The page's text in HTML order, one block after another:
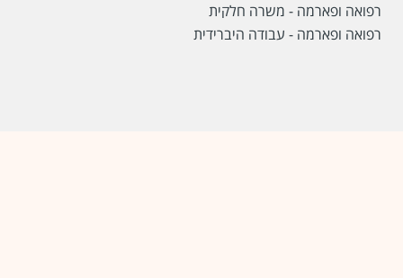
רפואה ופארמה - משרה חלקית
רפואה ופארמה - עבודה היברידית